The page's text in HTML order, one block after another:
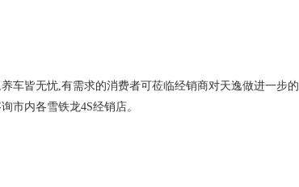
车皆无忧,有需求的消费者可莅临经销商对天逸做进一步的
市内各雪铁龙4S经销店。